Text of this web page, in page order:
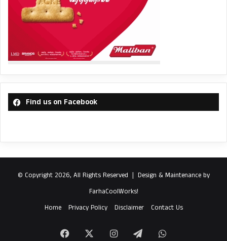
Find us on Facebook
© Copyright 2026, All Rights Reserved | Design & Maintenance by
FarhaCoolWorks!
Home
Privacy Policy Disclaimer Contact Us
Facebook InstagramTelegramWhatsApp